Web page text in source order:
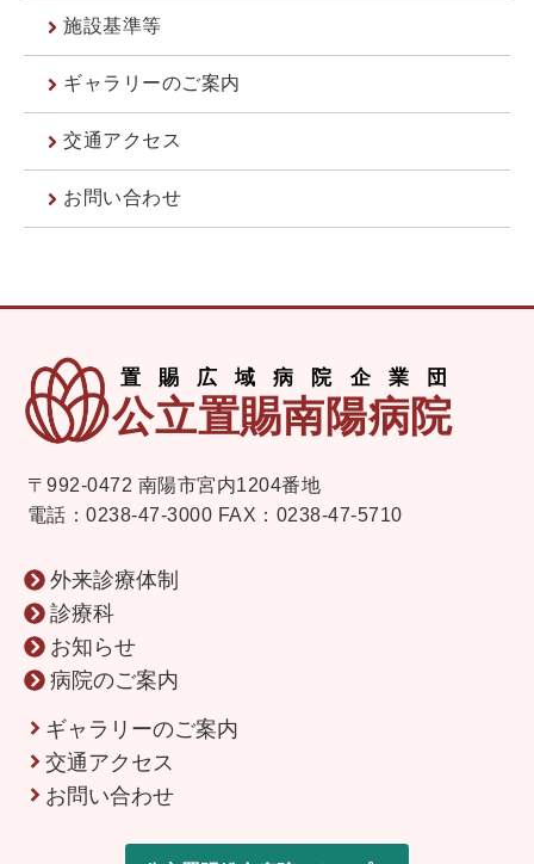
施設基準等
ギャラリーのご案内
交通アクセス
お問い合わせ
〒992-0472 南陽市宮内1204番地
電話：0238-47-3000 FAX：0238-47-5710
外来診療体制
診療科
お知らせ
病院のご案内
ギャラリーのご案内
交通アクセス
お問い合わせ